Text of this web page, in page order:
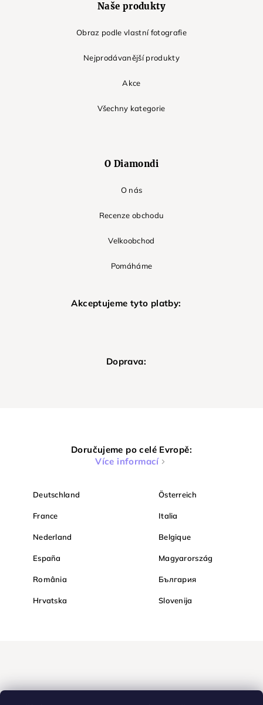
Naše produkty
Obraz podle vlastní fotografie
Nejprodávanější produkty
Akce
Všechny kategorie
O Diamondi
O nás
Recenze obchodu
Velkoobchod
Pomáháme
Akceptujeme tyto platby:
Doprava:
Doručujeme po celé Evropě:
Více informací
Deutschland Österreich
France Italia
Nederland Belgique
España Magyarország
România България
Hrvatska Slovenija